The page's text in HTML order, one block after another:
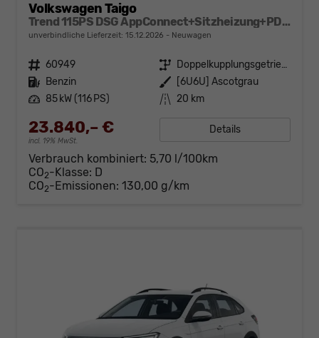
Volkswagen Taigo
Trend 115PS DSG AppConnect+Sitzheizung+PDC+Alu16+LED+DAB+FrontAssist
unverbindliche Lieferzeit: 15.12.2026 Neuwagen
Fahrzeugnr. 60949 Getriebe
Doppelkupplungsgetriebe (DSG)
Kraftstoff Benzin Außenfarbe
[6U6U] Ascotgrau
Leistung 85 kW (116 PS) Kilometerstand 20 km
23.840,– €
incl. 19% MwSt.
Details
Verbrauch kombiniert: 5,70 l/100km
CO2-Klasse: D
CO2-Emissionen: 130,00 g/km